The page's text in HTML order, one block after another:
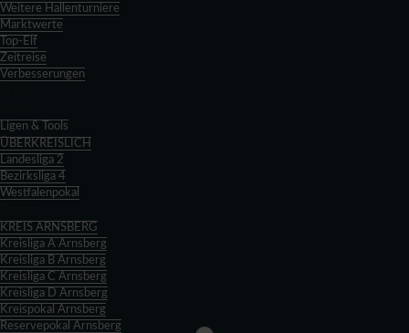
Weitere Hallenturniere
Marktwerte
Top-Elf
Zeitreise
Verbesserungen
Ligen & Tools
ÜBERKREISLICH
Landesliga 2
Bezirksliga 4
Westfalenpokal
KREIS ARNSBERG
Kreisliga A Arnsberg
Kreisliga B Arnsberg
Kreisliga C Arnsberg
Kreisliga D Arnsberg
Kreispokal Arnsberg
Reservepokal Arnsberg